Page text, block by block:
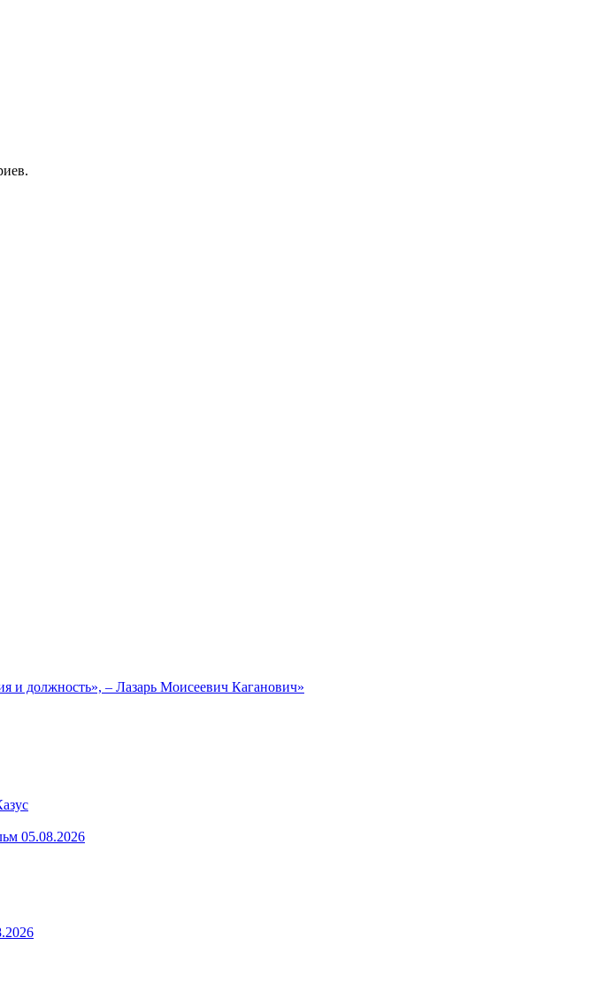
должность», – Лазарь Моисеевич Каганович»
05.08.2026